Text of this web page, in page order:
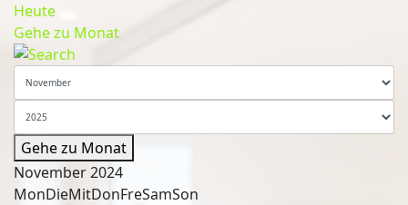
Heute
Gehe zu Monat
Gehe zu Monat
November 2024
MonDieMitDonFreSamSon